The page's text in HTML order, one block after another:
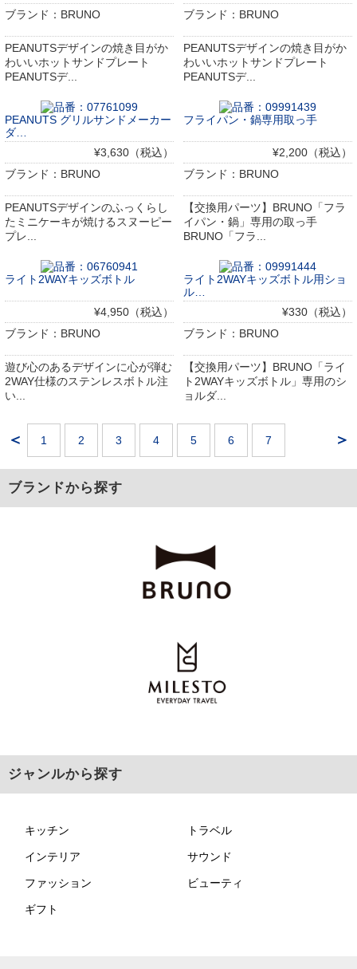
ブランド：BRUNO
PEANUTSデザインの焼き目がか
わいいホットサンドプレート
PEANUTSデ...
ブランド：BRUNO
PEANUTSデザインの焼き目がか
わいいホットサンドプレート
PEANUTSデ...
PEANUTS グリルサンドメーカー
ダ…
¥3,630（税込）
ブランド：BRUNO
PEANUTSデザインのふっくらし
たミニケーキが焼けるスヌーピー
プレ...
フライパン・鍋専用取っ手
¥2,200（税込）
ブランド：BRUNO
【交換用パーツ】BRUNO「フラ
イパン・鍋」専用の取っ手
BRUNO「フラ...
ライト2WAYキッズボトル
¥4,950（税込）
ブランド：BRUNO
遊び心のあるデザインに心が弾む
2WAY仕様のステンレスボトル注
い...
ライト2WAYキッズボトル用ショ
ル…
¥330（税込）
ブランド：BRUNO
【交換用パーツ】BRUNO「ライ
ト2WAYキッズボトル」専用のシ
ョルダ...
1 2 3 4 5 6 7
＜ ＞
ブランドから探す
ジャンルから探す
キッチン トラベル
インテリア サウンド
ファッション ビューティ
ギフト